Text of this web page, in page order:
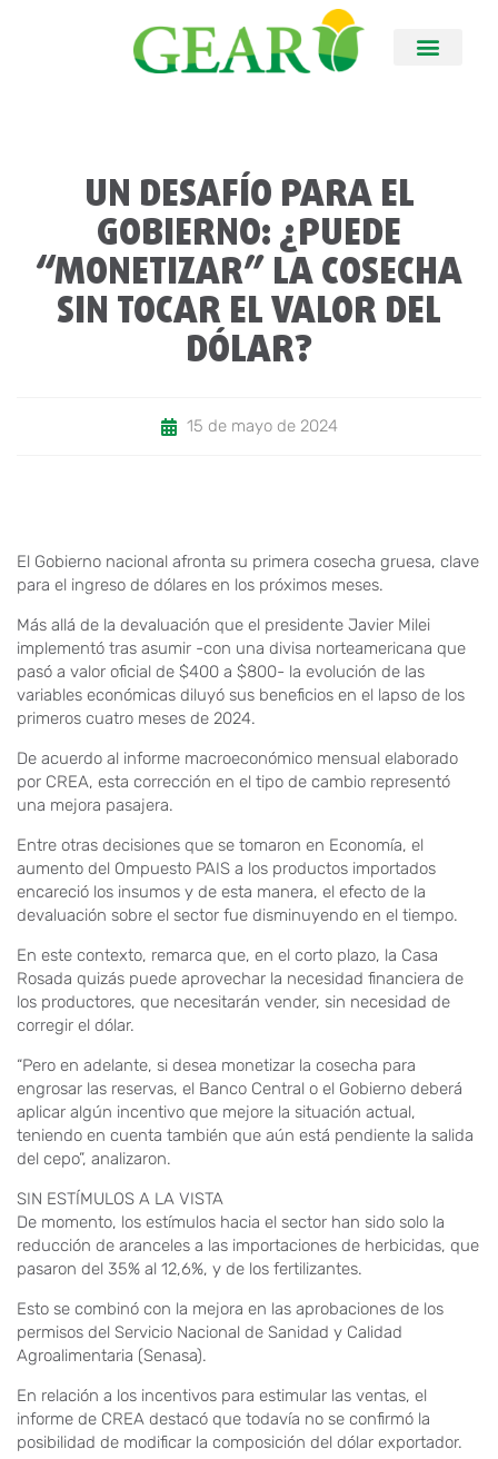
UN DESAFÍO PARA EL
GOBIERNO: ¿PUEDE
“MONETIZAR” LA COSECHA
SIN TOCAR EL VALOR DEL
DÓLAR?
15 de mayo de 2024
El Gobierno nacional afronta su primera cosecha gruesa, clave
para el ingreso de dólares en los próximos meses.
Más allá de la devaluación que el presidente Javier Milei
implementó tras asumir -con una divisa norteamericana que
pasó a valor oficial de $400 a $800- la evolución de las
variables económicas diluyó sus beneficios en el lapso de los
primeros cuatro meses de 2024.
De acuerdo al informe macroeconómico mensual elaborado
por CREA, esta corrección en el tipo de cambio representó
una mejora pasajera.
Entre otras decisiones que se tomaron en Economía, el
aumento del Ompuesto PAIS a los productos importados
encareció los insumos y de esta manera, el efecto de la
devaluación sobre el sector fue disminuyendo en el tiempo.
En este contexto, remarca que, en el corto plazo, la Casa
Rosada quizás puede aprovechar la necesidad financiera de
los productores, que necesitarán vender, sin necesidad de
corregir el dólar.
“Pero en adelante, si desea monetizar la cosecha para
engrosar las reservas, el Banco Central o el Gobierno deberá
aplicar algún incentivo que mejore la situación actual,
teniendo en cuenta también que aún está pendiente la salida
del cepo”, analizaron.
SIN ESTÍMULOS A LA VISTA
De momento, los estímulos hacia el sector han sido solo la
reducción de aranceles a las importaciones de herbicidas, que
pasaron del 35% al 12,6%, y de los fertilizantes.
Esto se combinó con la mejora en las aprobaciones de los
permisos del Servicio Nacional de Sanidad y Calidad
Agroalimentaria (Senasa).
En relación a los incentivos para estimular las ventas, el
informe de CREA destacó que todavía no se confirmó la
posibilidad de modificar la composición del dólar exportador.